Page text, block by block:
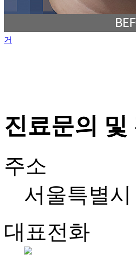
거
진료문의 및
주소
서울특별
대표전화